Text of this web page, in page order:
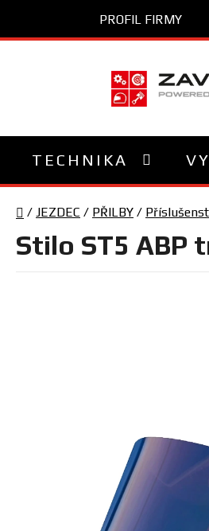
obsah
PROFIL FIRMY
TECHNIKA
Domů
/ JEZDEC / PŘILBY /
Stilo ST5 ABP